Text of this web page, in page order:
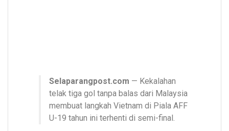
Selaparangpost.com — Kekalahan
telak tiga gol tanpa balas dari Malaysia
membuat langkah Vietnam di Piala AFF
U-19 tahun ini terhenti di semi-final.